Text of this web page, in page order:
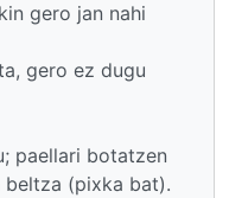
gero jan nahi
gero ez dugu
paellari botatzen
beltza (pixka bat).